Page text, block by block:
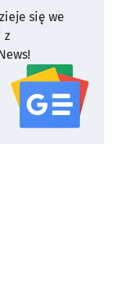
się we
z
serwisu